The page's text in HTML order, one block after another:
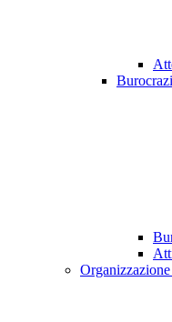
Organizzazione